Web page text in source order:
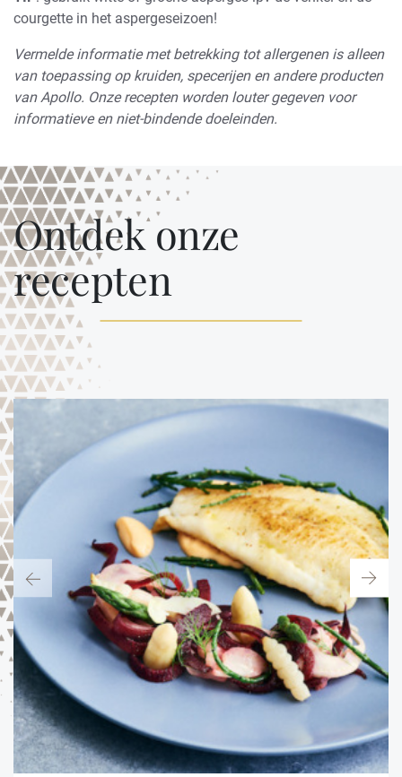
courgette in het aspergeseizoen!
Vermelde informatie met betrekking tot allergenen is alleen
van toepassing op kruiden, specerijen en andere producten
van Apollo. Onze recepten worden louter gegeven voor
informatieve en niet-bindende doeleinden.
Ontdek onze
recepten